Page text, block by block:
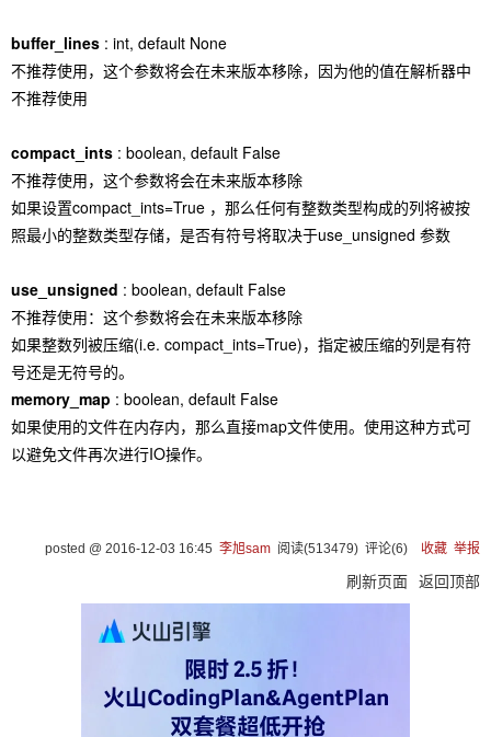
buffer_lines : int, default None
不推荐使用，这个参数将会在未来版本移除，因为他的值在解析器中
不推荐使用
compact_ints : boolean, default False
不推荐使用，这个参数将会在未来版本移除
如果设置compact_ints=True ，那么任何有整数类型构成的列将被按
照最小的整数类型存储，是否有符号将取决于use_unsigned 参数
use_unsigned : boolean, default False
不推荐使用：这个参数将会在未来版本移除
如果整数列被压缩(i.e. compact_ints=True)，指定被压缩的列是有符
号还是无符号的。
memory_map : boolean, default False
如果使用的文件在内存内，那么直接map文件使用。使用这种方式可
以避免文件再次进行IO操作。
posted @ 2016-12-03 16:45 李旭sam 阅读(513479) 评论(6) 收藏 举报
刷新页面 返回顶部